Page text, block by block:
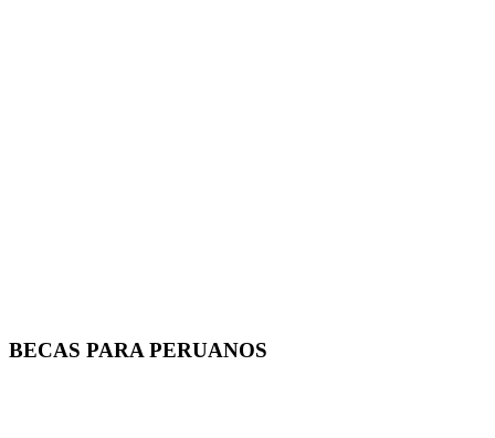
BECAS PARA PERUANOS